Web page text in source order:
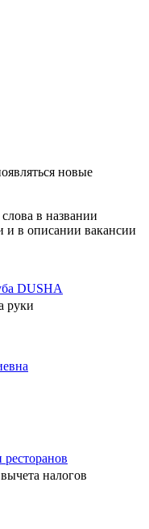
новые
в названии
и в описании вакансии
DUSHA
руки
налогов